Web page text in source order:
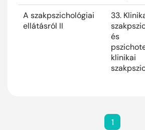
A szakpszichológiai
ellátásról II
33.
és
klinikai
1